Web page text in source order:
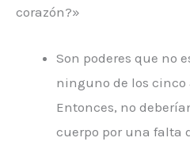
corazón?»
Son poderes que no
ninguno de los
Entonces, no
cuerpo por una falta